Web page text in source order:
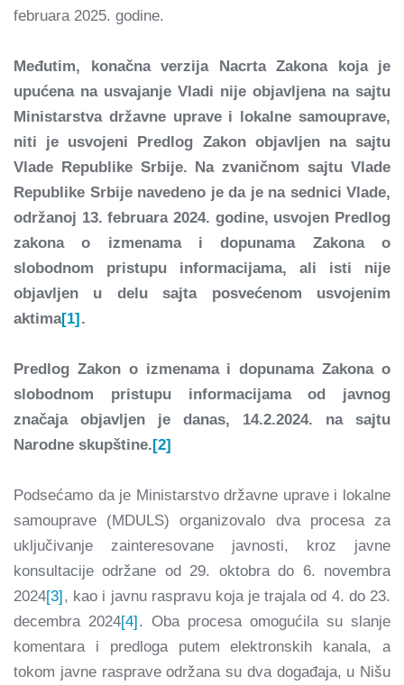
februara 2025. godine.
Međutim, konačna verzija Nacrta Zakona koja je
upućena na usvajanje Vladi nije objavljena na sajtu
Ministarstva državne uprave i lokalne samouprave,
niti je usvojeni Predlog Zakon objavljen na sajtu
Vlade Republike Srbije. Na zvaničnom sajtu Vlade
Republike Srbije navedeno je da je na sednici Vlade,
održanoj 13. februara 2024. godine, usvojen Predlog
zakona o izmenama i dopunama Zakona o
slobodnom pristupu informacijama, ali isti nije
objavljen u delu sajta posvećenom usvojenim
aktima[1].
Predlog Zakon o izmenama i dopunama Zakona o
slobodnom pristupu informacijama od javnog
značaja objavljen je danas, 14.2.2024. na sajtu
Narodne skupštine.[2]
Podsećamo da je Ministarstvo državne uprave i lokalne
samouprave (MDULS) organizovalo dva procesa za
uključivanje zainteresovane javnosti, kroz javne
konsultacije održane od 29. oktobra do 6. novembra
2024[3], kao i javnu raspravu koja je trajala od 4. do 23.
decembra 2024[4]. Oba procesa omogućila su slanje
komentara i predloga putem elektronskih kanala, a
tokom javne rasprave održana su dva događaja, u Nišu